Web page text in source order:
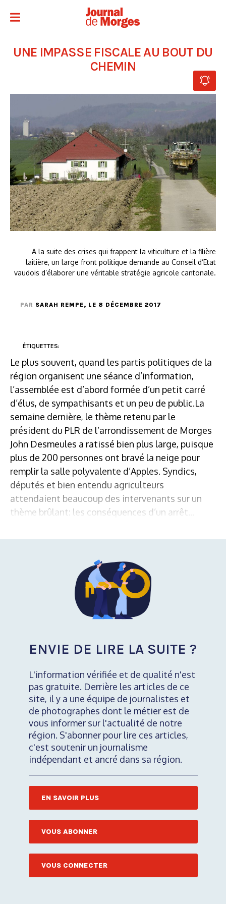
UNE IMPASSE FISCALE AU BOUT DU
CHEMIN
A la suite des crises qui frappent la viticulture et la filière
laitière, un large front politique demande au Conseil d’Etat
vaudois d’élaborer une véritable stratégie agricole cantonale.
PAR SARAH REMPE, LE 8 DÉCEMBRE 2017
ÉTIQUETTES:
Le plus souvent, quand les partis politiques de la
région organisent une séance d’information,
l’assemblée est d’abord formée d’un petit carré
d’élus, de sympathisants et un peu de public.La
semaine dernière, le thème retenu par le
président du PLR de l’arrondissement de Morges
John Desmeules a ratissé bien plus large, puisque
plus de 200 personnes ont bravé la neige pour
remplir la salle polyvalente d’Apples. Syndics,
députés et bien entendu agriculteurs
attendaient beaucoup des intervenants sur un
thème brûlant: les conséquences d’un arrêt...
ENVIE DE LIRE LA SUITE ?
L'information vérifiée et de qualité n'est
pas gratuite. Derrière les articles de ce
site, il y a une équipe de journalistes et
de photographes dont le métier est de
vous informer sur l'actualité de notre
région. S'abonner pour lire ces articles,
c'est soutenir un journalisme
indépendant et ancré dans sa région.
EN SAVOIR PLUS
VOUS ABONNER
VOUS CONNECTER